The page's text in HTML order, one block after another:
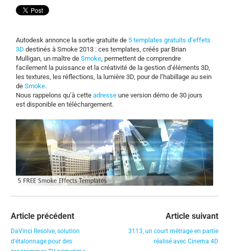
Autodesk annonce la sortie gratuite de 5 templates gratuits d’effets
3D destinés à Smoke 2013 : ces templates, créés par Brian
Mulligan, un maître deSmoke , permettent de comprendre
facilement la puissance et la créativité de la gestion d’éléments 3D,
les textures, les réflections, la lumière 3D, pour de l’habillage au sein
deSmoke.
Nous rappelons qu’à cetteadresse une version démo de 30 jours
est disponible en téléchargement.
Article précédent
DaVinci Resolve, solution
d'étalonnage pour des
Article suivant
3113, un court métrage en partie
réalisé avec Cinema 4D